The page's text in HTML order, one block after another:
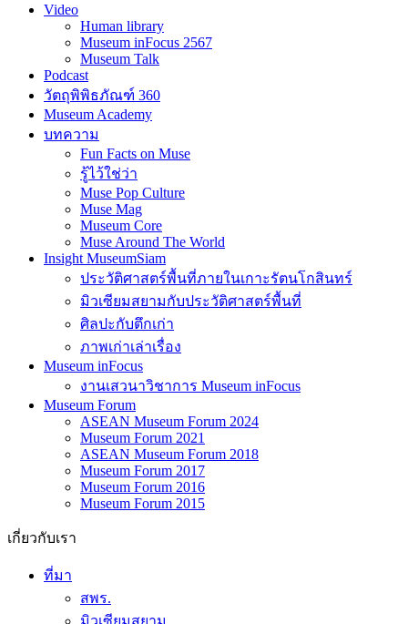
Video
Human library
Museum inFocus 2567
Museum Talk
Podcast
วัตถุพิพิธภัณฑ์ 360
Museum Academy
บทความ
Fun Facts on Muse
รู้ไว้ใช่ว่า
Muse Pop Culture
Muse Mag
Museum Core
Muse Around The World
Insight MuseumSiam
ประวัติศาสตร์พื้นที่ภายในเกาะรัตนโกสินทร์
มิวเซียมสยามกับประวัติศาสตร์พื้นที่
ศิลปะกับตึกเก่า
ภาพเก่าเล่าเรื่อง
Museum inFocus
งานเสวนาวิชาการ Museum inFocus
Museum Forum
ASEAN Museum Forum 2024
Museum Forum 2021
ASEAN Museum Forum 2018
Museum Forum 2017
Museum Forum 2016
Museum Forum 2015
เกี่ยวกับเรา
ที่มา
สพร.
มิวเซียมสยาม